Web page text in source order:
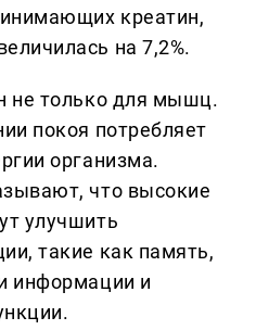
креатин,
на 7,2%.
не только для мышц.
покоя потребляет
организма.
что высокие
улучшить
такие как память,
информации и